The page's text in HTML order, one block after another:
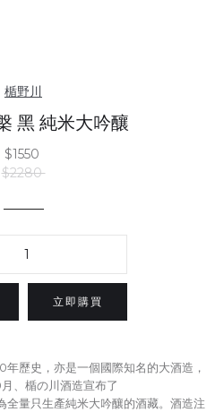
楯野川
黑 純米大吟釀
$1550
$2280
立即購買
歷史，亦是一個國際知名的大酒造，
、楯の川酒造宣布了
全量只生產純米大吟釀的酒藏。酒造注